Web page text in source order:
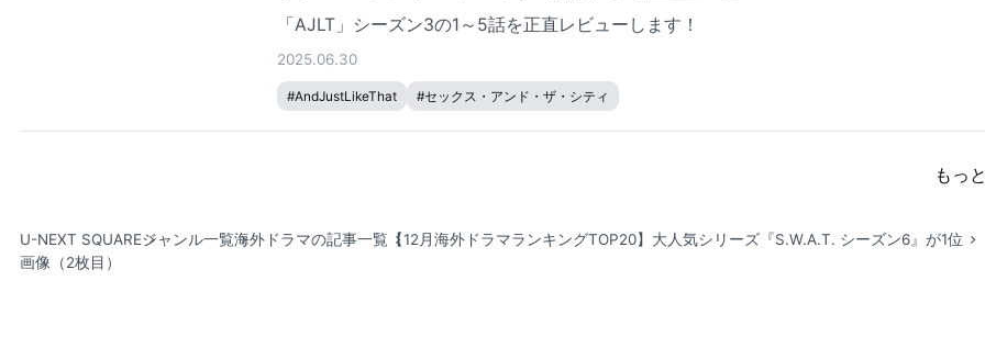
「AJLT」シーズン3の1～5話を正直レビューします！
2025.06.30
#AndJustLikeThat #セックス・アンド・ザ・シティ
もっ
U-NEXT SQUAREジャンル一覧海外ドラマの記事一覧 【12月海外ドラマランキングTOP20】大人気シリーズ『S.W.A.T. シーズン6』が1位
画像（2枚目）